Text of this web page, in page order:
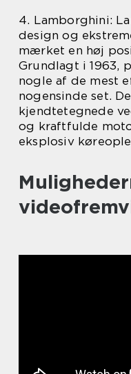
4. Lamborghini:
design og
mærket en høj
Grundlagt i 1963,
nogle af de mest
nogensinde set.
kjendtetegnede
og kraftfulde
eksplosiv